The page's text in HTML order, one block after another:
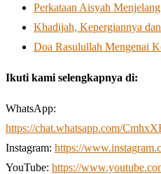
Perkataan Aisyah
Khadijah, Kepergiannya
Doa Rasulullah Mengenai
Ikuti kami selengkapnya di:
WhatsApp:
https://chat.whatsapp.com/
Instagram: https://
YouTube: https://